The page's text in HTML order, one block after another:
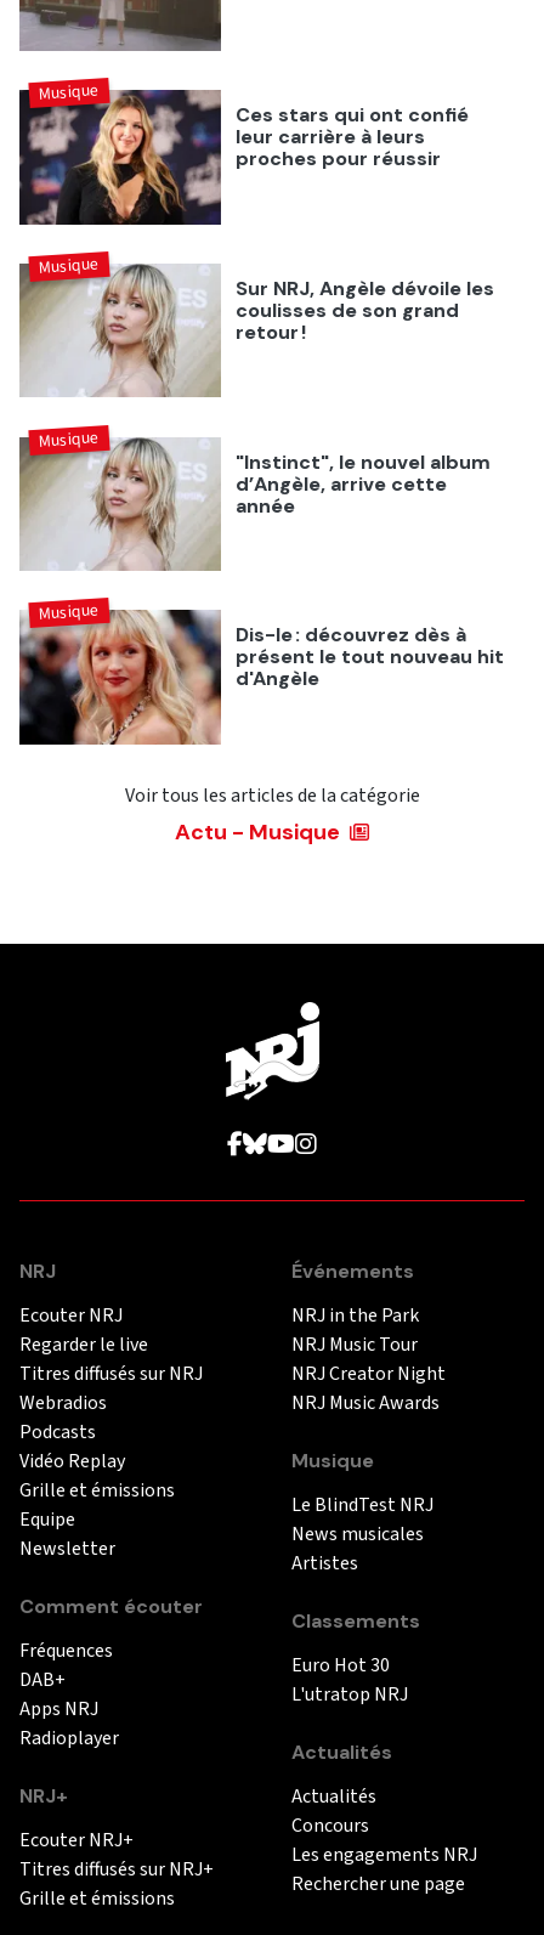
Ces stars qui ont confié
leur carrière à leurs
proches pour réussir
Musique
Sur NRJ, Angèle dévoile les
coulisses de son grand
retour !
Musique
"Instinct", le nouvel album
d’Angèle, arrive cette
année
Musique
Dis-le : découvrez dès à
présent le tout nouveau hit
d'Angèle
Musique
Voir tous les articles de la catégorie
Actu - Musique
NRJ
Ecouter NRJ
Regarder le live
Titres diffusés sur NRJ
Webradios
Podcasts
Vidéo Replay
Grille et émissions
Equipe
Newsletter
Comment écouter
Fréquences
DAB+
Apps NRJ
Radioplayer
NRJ+
Ecouter NRJ+
Titres diffusés sur NRJ+
Grille et émissions
Événements
NRJ in the Park
NRJ Music Tour
NRJ Creator Night
NRJ Music Awards
Musique
Le BlindTest NRJ
News musicales
Artistes
Classements
Euro Hot 30
L'utratop NRJ
Actualités
Actualités
Concours
Les engagements NRJ
Rechercher une page